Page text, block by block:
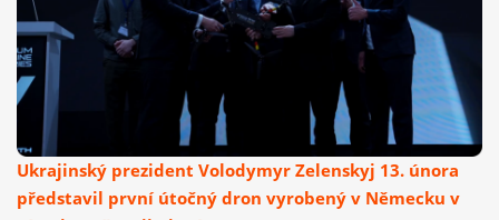
Ukrajinský prezident Volodymyr Zelenskyj 13. února
představil první útočný dron vyrobený v Německu v